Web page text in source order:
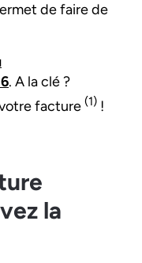
de faire de
. A la clé ?
votre facture (1) !
la